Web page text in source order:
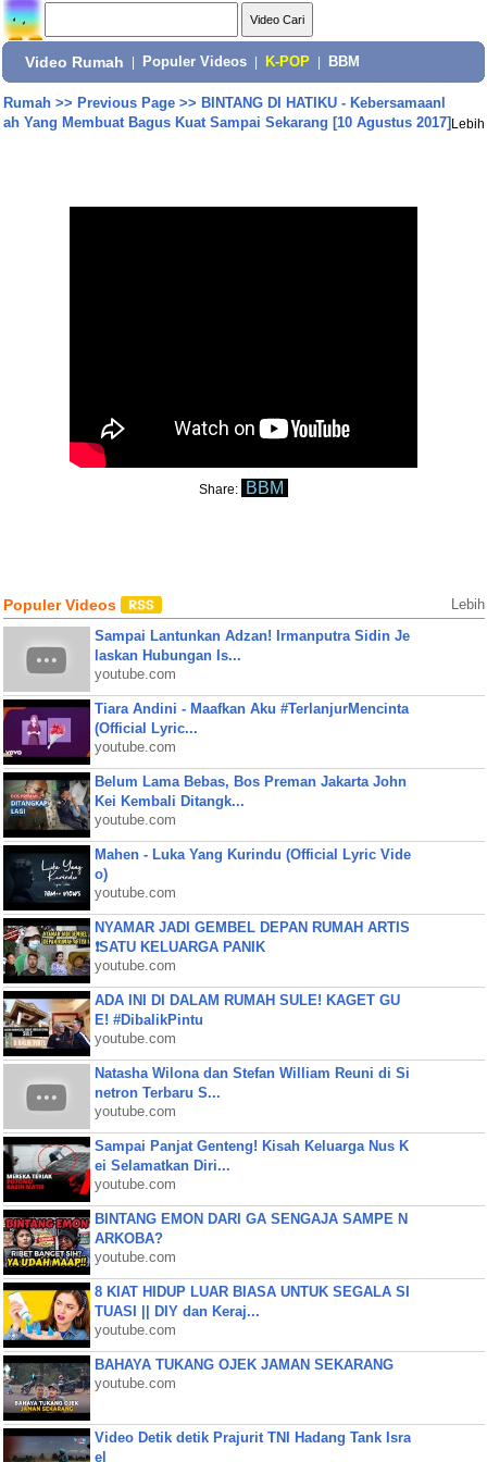
Video Rumah Populer Videos K-POP BBM
Rumah>> Previous Page>> BINTANG DI HATIKU - Kebersamaanl
ah Yang Membuat Bagus Kuat Sampai Sekarang [10 Agustus 2017] Lebih
Share: BBM
Populer Videos Lebih
Sampai Lantunkan Adzan! Irmanputra Sidin Je
laskan Hubungan Is...
youtube.com
Tiara Andini - Maafkan Aku #TerlanjurMencinta
(Official Lyric...
youtube.com
Belum Lama Bebas, Bos Preman Jakarta John
Kei Kembali Ditangk...
youtube.com
Mahen - Luka Yang Kurindu (Official Lyric Vide
o)
youtube.com
NYAMAR JADI GEMBEL DEPAN RUMAH ARTIS
❗SATU KELUARGA PANIK
youtube.com
ADA INI DI DALAM RUMAH SULE! KAGET GU
E! #DibalikPintu
youtube.com
Natasha Wilona dan Stefan William Reuni di Si
netron Terbaru S...
youtube.com
Sampai Panjat Genteng! Kisah Keluarga Nus K
ei Selamatkan Diri...
youtube.com
BINTANG EMON DARI GA SENGAJA SAMPE N
ARKOBA?
youtube.com
8 KIAT HIDUP LUAR BIASA UNTUK SEGALA SI
TUASI || DIY dan Keraj...
youtube.com
BAHAYA TUKANG OJEK JAMAN SEKARANG
youtube.com
Video Detik detik Prajurit TNI Hadang Tank Isra
el